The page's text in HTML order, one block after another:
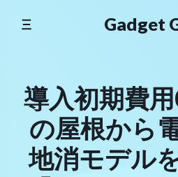
Gadget
導入初期費
の屋根から
地消モデル